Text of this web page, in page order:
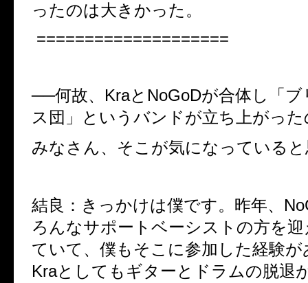
ったのは大きかった。
====================
──何故、KraとNoGoDが合体し「
ス団」というバンドが立ち上がっ
みなさん、そこが気になっている
結良：きっかけは僕です。昨年、
ろんなサポートベーシストの方を
ていて、僕もそこに参加した経験
Kraとしてもギターとドラムの脱退